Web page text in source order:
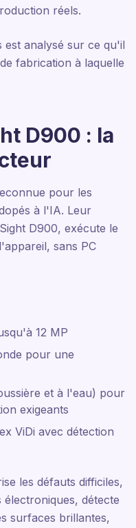
réels.
est analysé sur ce qu'il
fabrication à laquelle
D900 : la
pour les
à l'IA. Leur
D900, exécute le
sans PC
12 MP
pour une
et à l'eau) pour
exigeants
ViDi avec détection
les défauts difficiles,
détecte
surfaces brillantes,